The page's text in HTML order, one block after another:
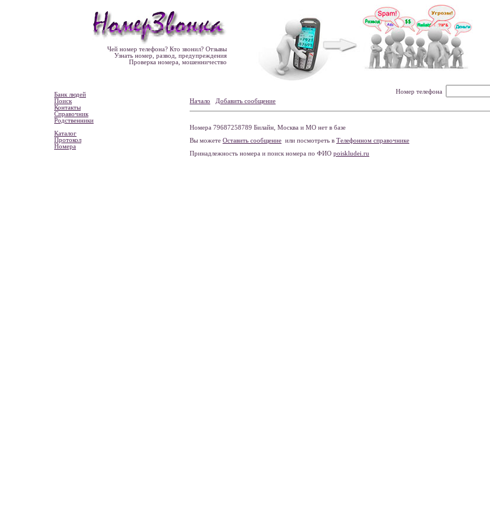
Чей номер телефона? Кто звонил? Отзывы
Узнать номер, развод, предупреждения
Проверка номера, мошенничество
Банк людей
Поиск
Контакты
Справочник
Родственники
Каталог
Протокол
Номера
Номер телефона
Начало
Добавить сообщение
Номера 79687258789 Билайн, Москва и МО нет в базе
Вы можете Оставить сообщение или посмотреть в Телефонном справочнике
Принадлежность номера и поиск номера по ФИО poiskludei.ru